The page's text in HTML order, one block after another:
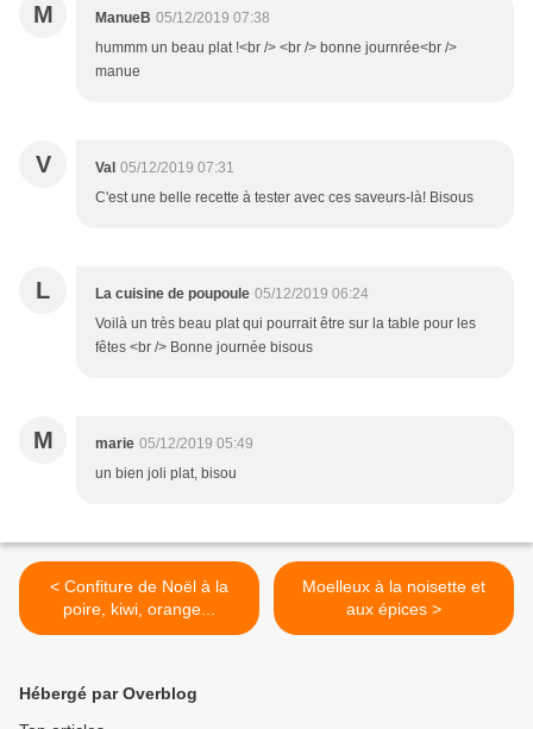
M ManueB 05/12/2019 07:38
hummm un beau plat !<br /> <br /> bonne journrée<br />
manue
V Val 05/12/2019 07:31
C'est une belle recette à tester avec ces saveurs-là! Bisous
L La cuisine de poupoule 05/12/2019 06:24
Voilà un très beau plat qui pourrait être sur la table pour les
fêtes <br /> Bonne journée bisous
M marie 05/12/2019 05:49
un bien joli plat, bisou
< Confiture de Noël à la
poire, kiwi, orange...
Moelleux à la noisette et
aux épices >
Hébergé par Overblog